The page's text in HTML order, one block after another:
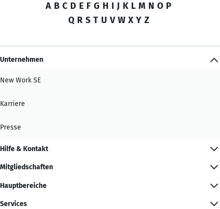
A B C D E F G H I J K L M N O P
Q R S T U V W X Y Z
Unternehmen
New Work SE
Karriere
Presse
Hilfe & Kontakt
Mitgliedschaften
Hauptbereiche
Services